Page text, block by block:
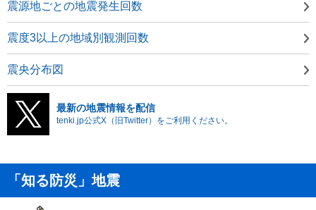
震源地ごとの地震発生回数
震度3以上の地域別観測回数
震央分布図
最新の地震情報を配信
tenki.jp公式X（旧Twitter）をご利用ください。
「知る防災」地震